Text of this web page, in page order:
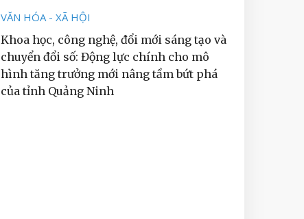
VĂN HÓA - XÃ HỘI
Khoa học, công nghệ, đổi mới sáng tạo và
chuyển đổi số: Động lực chính cho mô
hình tăng trưởng mới nâng tầm bứt phá
của tỉnh Quảng Ninh